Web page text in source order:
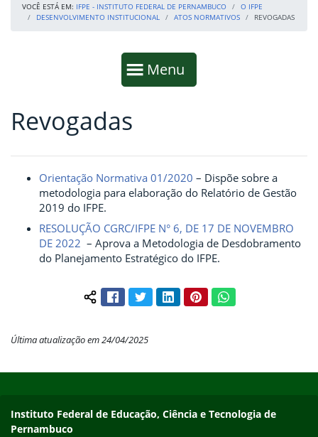
VOCÊ ESTÁ EM: IFPE - INSTITUTO FEDERAL DE PERNAMBUCO
O IFPE
DESENVOLVIMENTO INSTITUCIONAL
ATOS NORMATIVOS REVOGADAS
Mostrar
Menu
Fim da navegação
Início do conteúdo
Revogadas
Orientação Normativa 01/2020 – Dispõe sobre a
metodologia para elaboração do Relatório de Gestão
2019 do IFPE.
RESOLUÇÃO CGRC/IFPE N° 6, DE 17 DE NOVEMBRO
DE 2022 – Aprova a Metodologia de Desdobramento
do Planejamento Estratégico do IFPE.
Compartilhar conteúdo:
FacebookTwitterLinkedInPinterestWhatsApp
Última atualização em 24/04/2025
Instituto Federal de Educação, Ciência e Tecnologia de
Pernambuco